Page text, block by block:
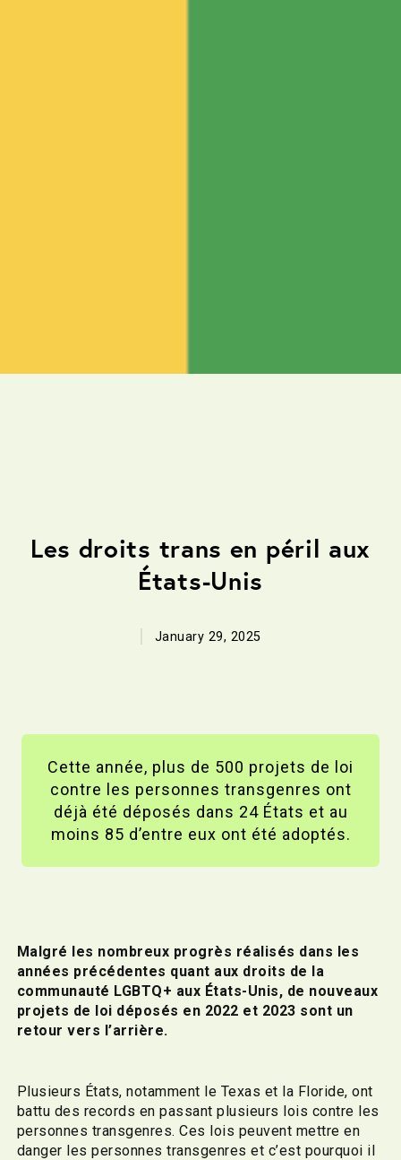
Les droits trans en péril aux
États-Unis
January 29, 2025
Cette année, plus de 500 projets de loi
contre les personnes transgenres ont
déjà été déposés dans 24 États et au
moins 85 d’entre eux ont été adoptés.
Malgré les nombreux progrès réalisés dans les
années précédentes quant aux droits de la
communauté LGBTQ+ aux États-Unis, de nouveaux
projets de loi déposés en 2022 et 2023 sont un
retour vers l’arrière.
Plusieurs États, notamment le Texas et la Floride, ont
battu des records en passant plusieurs lois contre les
personnes transgenres. Ces lois peuvent mettre en
danger les personnes transgenres et c’est pourquoi il